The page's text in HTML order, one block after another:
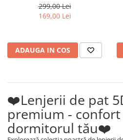
299,00 Lei
169,00 Lei
ADAUGA IN COS
❤️Lenjerii de pat
premium -
dormitorul tău❤️